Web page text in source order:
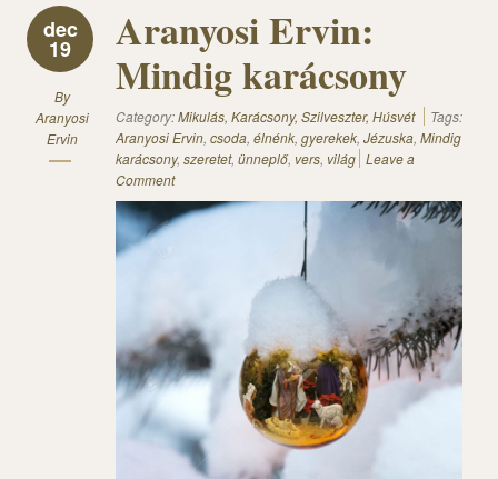
dec
19
By
Aranyosi
Ervin
Aranyosi Ervin:
Mindig karácsony
Category:Mikulás, Karácsony, Szilveszter, Húsvét
Tags:
Aranyosi Ervin, csoda, élnénk, gyerekek, Jézuska, Mindig
karácsony, szeretet, ünneplő, vers, világ Leave a
Comment